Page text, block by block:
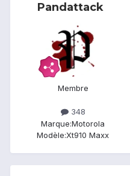
Pandattack
Membre
348
Marque:Motorola
Modèle:Xt910 Maxx